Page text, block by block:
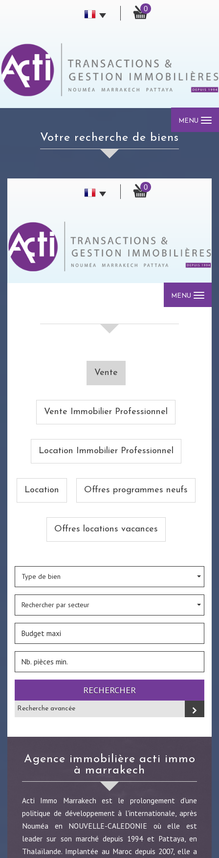
0
MENU
votre recherche de biens
0
MENU
Vente
Vente Immobilier Professionnel
Location Immobilier Professionnel
Location Offres programmes neufs
Offres locations vacances
Type de bien
Rechercher par secteur
RECHERCHER
Recherche avancée
agence immobilière acti immo
à marrakech
Acti Immo Marrakech est le prolongement d'une
politique de développement à l'internationale, après
Nouméa en NOUVELLE-CALEDONIE où elle est
leader sur son marché depuis 1994 et Pattaya, en
Thalaïlande. Implantée au Maroc depuis 2007, elle a